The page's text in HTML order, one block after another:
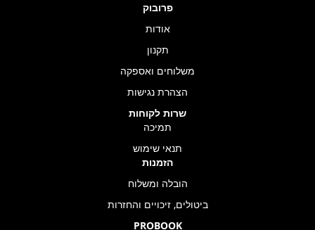
פרובוק
אודות
תקנון
משלוחים ואספקה
הצהרת נגישות
שרות לקוחות
תמיכה
תנאי שימוש
הזמנות
הובלה ומשלוח
ביטולים, זיכויים והחזרות
PROBOOK